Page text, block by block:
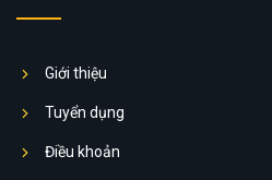
Giới thiệu
Tuyển dụng
Điều khoản